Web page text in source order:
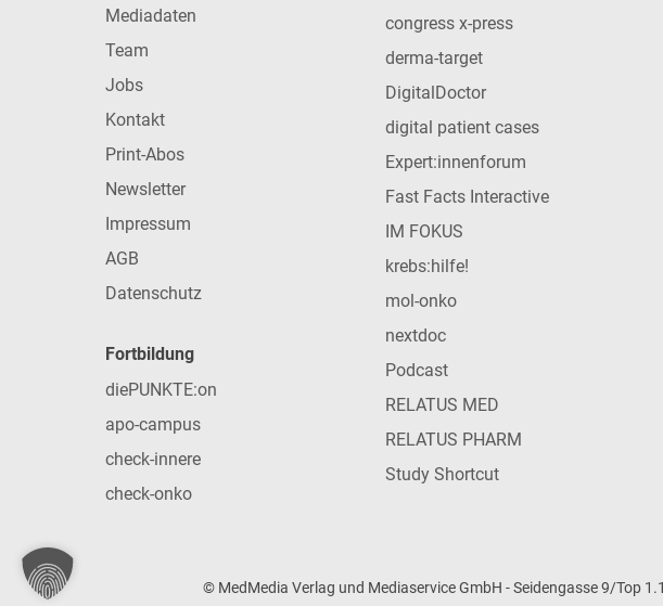
Mediadaten
Team
Jobs
Kontakt
Print-Abos
Newsletter
Impressum
AGB
Datenschutz
Fortbildung
diePUNKTE:on
apo-campus
check-innere
check-onko
congress x-press
derma-target
DigitalDoctor
digital patient cases
Expert:innenforum
Fast Facts Interactive
IM FOKUS
krebs:hilfe!
mol-onko
nextdoc
Podcast
RELATUS MED
RELATUS PHARM
Study Shortcut
© MedMedia Verlag und Mediaservice GmbH - Seidengasse 9/Top